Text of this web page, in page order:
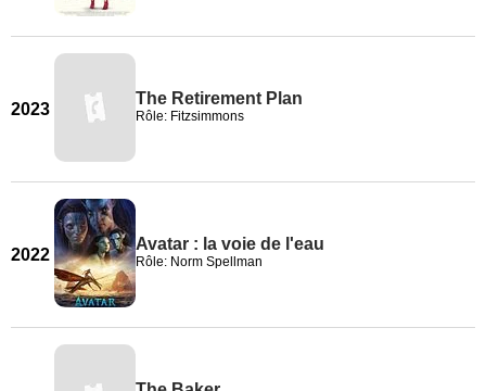
2023
The Retirement Plan
Rôle: Fitzsimmons
2022
Avatar : la voie de l'eau
Rôle: Norm Spellman